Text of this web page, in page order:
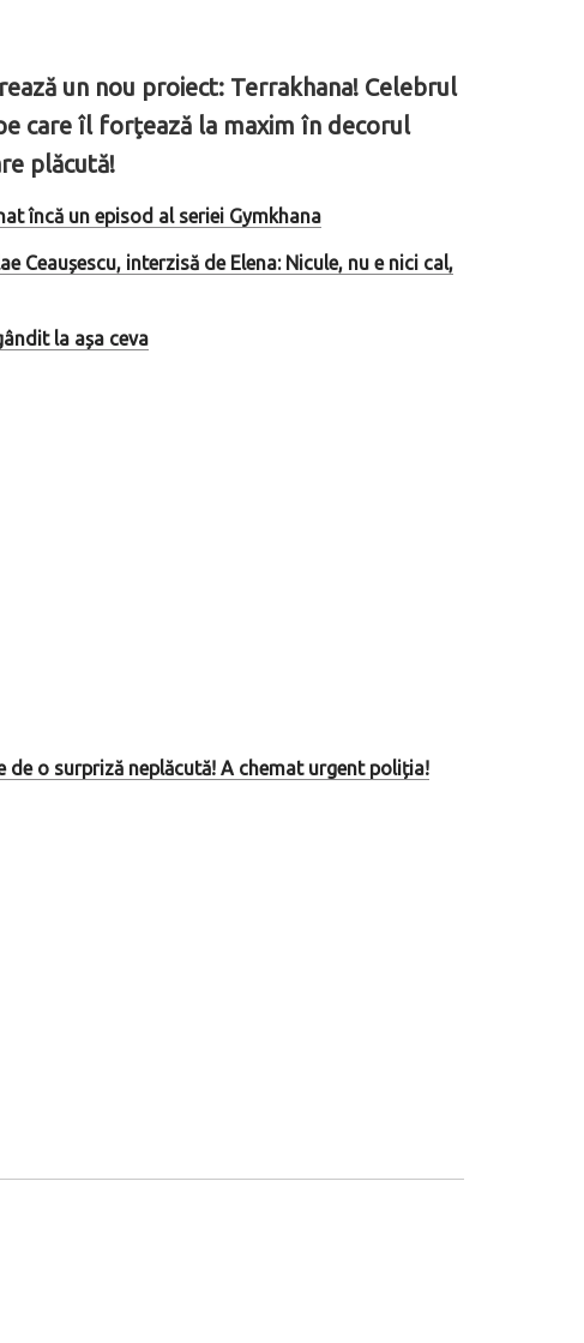
un nou proiect: Terrakhana! Celebrul
care îl forţează la maxim în decorul
plăcută!
încă un episod al seriei Gymkhana
Ceaușescu, interzisă de Elena: Nicule, nu e nici cal,
la așa ceva
o surpriză neplăcută! A chemat urgent poliția!